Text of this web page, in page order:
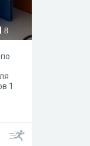
8
1